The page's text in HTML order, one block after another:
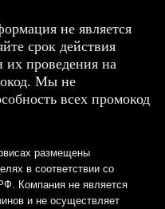
не является
срок действия
их проведения на
Мы не
всех промокод
размещены
в соответствии со
Компания не является
и не осуществляет